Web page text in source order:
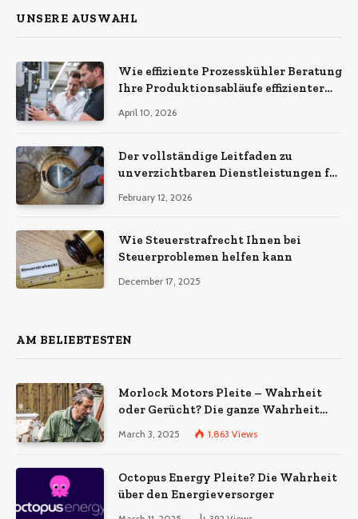
UNSERE AUSWAHL
Wie effiziente Prozesskühler Beratung
Ihre Produktionsabläufe effizienter
April 10, 2026
Der vollständige Leitfaden zu
unverzichtbaren Dienstleistungen für
Gewerbeimmobilie
February 12, 2026
Wie Steuerstrafrecht Ihnen bei
Steuerproblemen helfen kann
December 17, 2025
AM BELIEBTESTEN
Morlock Motors Pleite – Wahrheit
oder Gerücht? Die ganze Wahrheit
über das Unternehmen
March 3, 2025 1,863 Views
Octopus Energy Pleite? Die Wahrheit
über den Energieversorger